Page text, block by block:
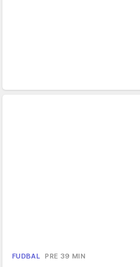
FUDBAL PRE 39 MIN